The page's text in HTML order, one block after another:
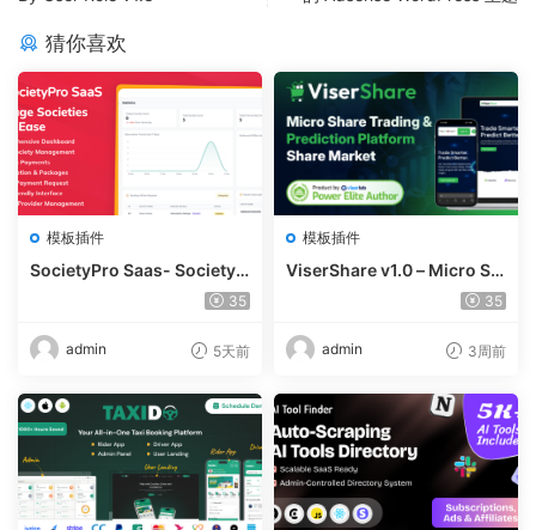
猜你喜欢
模板插件
SocietyPro Saas- Society
Management Software v1.35
admin 5天前
模板插件
ViserShare v1.0 – Micro Sh
are Trading And Prediction
35
admin 3周前